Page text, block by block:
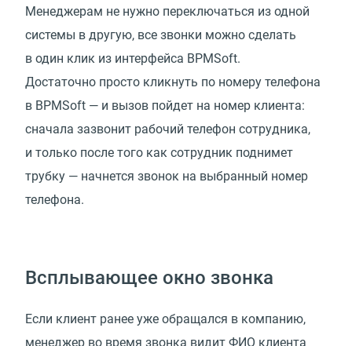
Менеджерам не нужно переключаться из одной
системы в другую, все звонки можно сделать
в один клик из интерфейса BPMSoft.
Достаточно просто кликнуть по номеру телефона
в BPMSoft — и вызов пойдет на номер клиента:
сначала зазвонит рабочий телефон сотрудника,
и только после того как сотрудник поднимет
трубку — начнется звонок на выбранный номер
телефона.
Всплывающее окно звонка
Если клиент ранее уже обращался в компанию,
менеджер во время звонка видит ФИО клиента